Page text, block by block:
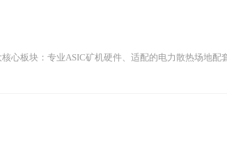
心板块：专业ASIC矿机硬件、适配的电力散热场地配